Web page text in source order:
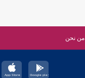
من نحن